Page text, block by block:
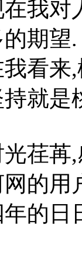
我对
的期望.
看来
持就是
光荏苒
的用
年的日